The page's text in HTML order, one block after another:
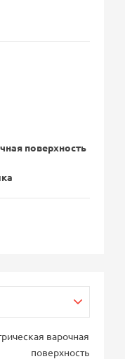
поверхность
варочная
поверхность